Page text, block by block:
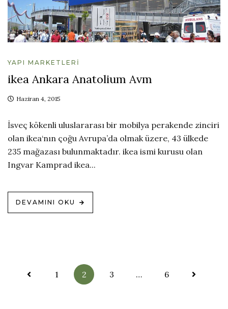
YAPI MARKETLERI
ikea Ankara Anatolium Avm
Haziran 4, 2015
İsveç kökenli uluslararası bir mobilya perakende zinciri
olan ikea‘nın çoğu Avrupa’da olmak üzere, 43 ülkede
235 mağazası bulunmaktadır. ikea ismi kurusu olan
Ingvar Kamprad ikea...
DEVAMINI OKU
Yazı
1 2 3 … 6